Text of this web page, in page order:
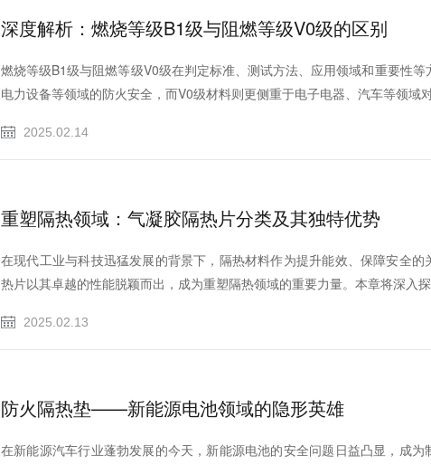
深度解析：燃烧等级B1级与阻燃等级V0级的区别
燃烧等级B1级与阻燃等级V0级在判定标准、测试方法、应用领域和重要性等
电力设备等领域的防火安全，而V0级材料则更侧重于电子电器、汽车等领域
2025.02.14
重塑隔热领域：气凝胶隔热片分类及其独特优势
在现代工业与科技迅猛发展的背景下，隔热材料作为提升能效、保障安全
热片以其卓越的性能脱颖而出，成为重塑隔热领域的重要力量。本章将深入
2025.02.13
防火隔热垫——新能源电池领域的隐形英雄
在新能源汽车行业蓬勃发展的今天，新能源电池的安全问题日益凸显，成